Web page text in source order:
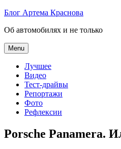
Skip
content
Блог Артема Краснова
Об автомобилях и не только
Menu
Лучшее
Видео
Тест-драйвы
Репортажи
Фото
Рефлексии
Porsche Panamera.